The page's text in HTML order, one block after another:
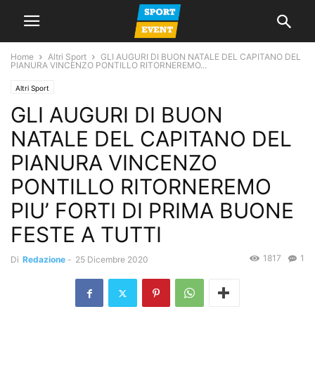
Home Altri Sport
GLI AUGURI DI BUON NATALE DEL CAPITANO DEL
PIANURA VINCENZO PONTILLO RITORNEREMO...
Altri Sport
GLI AUGURI DI BUON
NATALE DEL CAPITANO DEL
PIANURA VINCENZO
PONTILLO RITORNEREMO
PIU’ FORTI DI PRIMA BUONE
FESTE A TUTTI
Di Redazione - 25 Dicembre 2020 1
1817